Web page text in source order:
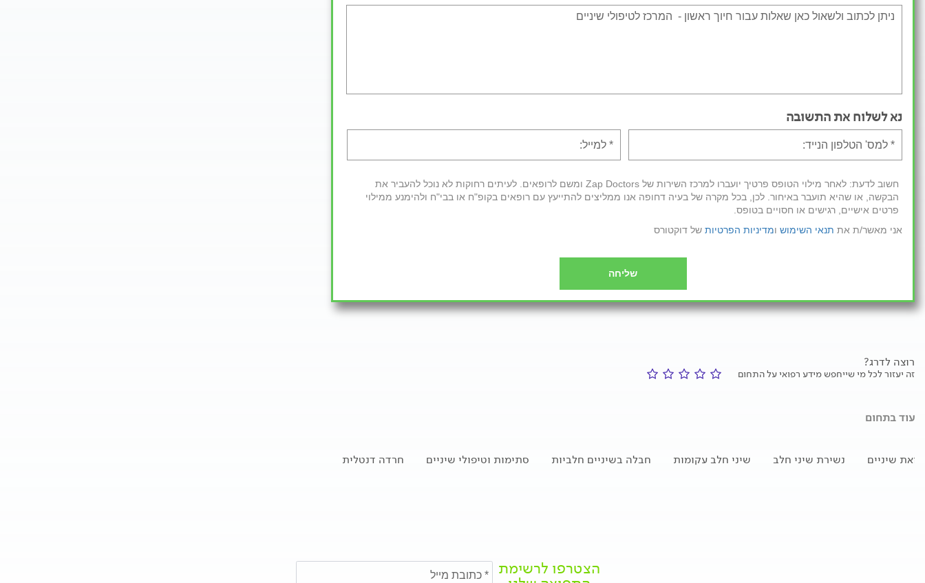
נא לשלוח את התשובה
חשוב לדעת: לאחר מילוי הטופס פרטיך יועברו למרכז השירות של Zap Doctors ומשם לרופאים. לעיתים רחוקות לא נוכל להעביר את
הבקשה, או שהיא תועבר באיחור. לכן, בכל מקרה של בעיה דחופה אנו ממליצים להתייעץ עם רופאים בקופ"ח או בבי"ח ולהימנע ממילוי
פרטים אישיים, רגישים או חסויים בטופס.
אני מאשר/ת את תנאי השימוש ומדיניות הפרטיות של דוקטורס
שליחה
רוצה לדרג?
זה יעזור לכל מי שייחפש מידע רפואי על התחום
עוד בתחום
שיניים נשירת שיני חלב שיני חלב עקומות חבלה בשיניים חלביות סתימות וטיפולי שיניים חרדה דנטלית
הצטרפו לרשימת